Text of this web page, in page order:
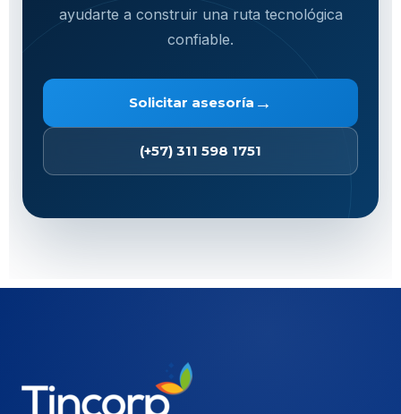
ayudarte a construir una ruta tecnológica
confiable.
Solicitar asesoría →
(+57) 311 598 1751